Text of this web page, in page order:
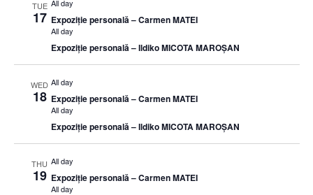
TUE
17
All day
Expoziție personală – Carmen MATEI
All day
Expoziție personală – Ildiko MICOTA MAROȘAN
WED
18
All day
Expoziție personală – Carmen MATEI
All day
Expoziție personală – Ildiko MICOTA MAROȘAN
THU
19
All day
Expoziție personală – Carmen MATEI
All day